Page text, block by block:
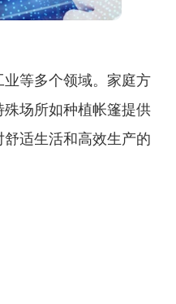
等多个领域。家庭方
场所如种植帐篷提供
适生活和高效生产的